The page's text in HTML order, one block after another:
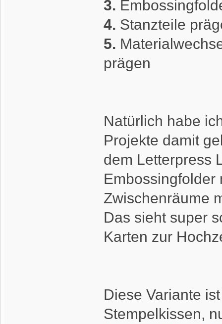
3.
4. Stanzteile
5.
prägen
Natürlich habe
Projekte damit
dem Letterpress
Embossingfolder
Zwischenräume
Das sieht super
Karten zur
Diese Variante
Stempelkissen,